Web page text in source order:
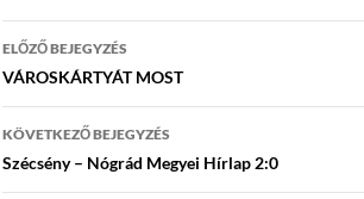
Bejegyzés
navigáció
ELŐZŐ BEJEGYZÉS
VÁROSKÁRTYÁT MOST
KÖVETKEZŐ BEJEGYZÉS
Szécsény – Nógrád Megyei Hírlap 2:0